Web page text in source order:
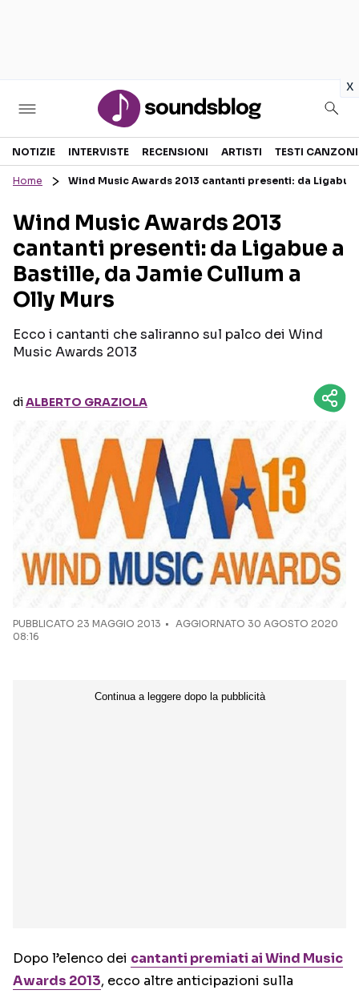
x
Sezioni
RECENSIONI MUSICALI
INTERVISTE
GOSSIP E CURIOSITÀ
TESTI CANZONI
TOUR ED EVENTI
TALENT SHOW
Seguici sui social
NOTIZIE INTERVISTE RECENSIONI ARTISTI TESTI CANZONI
Home Wind Music Awards 2013 cantanti presenti: da
Wind Music Awards 2013
cantanti presenti: da Ligabue a
Bastille, da Jamie Cullum a
Olly Murs
Ecco i cantanti che saliranno sul palco dei Wind
Music Awards 2013
diALBERTO GRAZIOLA
PUBBLICATO 23 MAGGIO 2013
AGGIORNATO 30 AGOSTO 2020
08:16
Dopo l’elenco dei cantanti premiati ai Wind Music
Awards 2013, ecco altre anticipazioni sulla